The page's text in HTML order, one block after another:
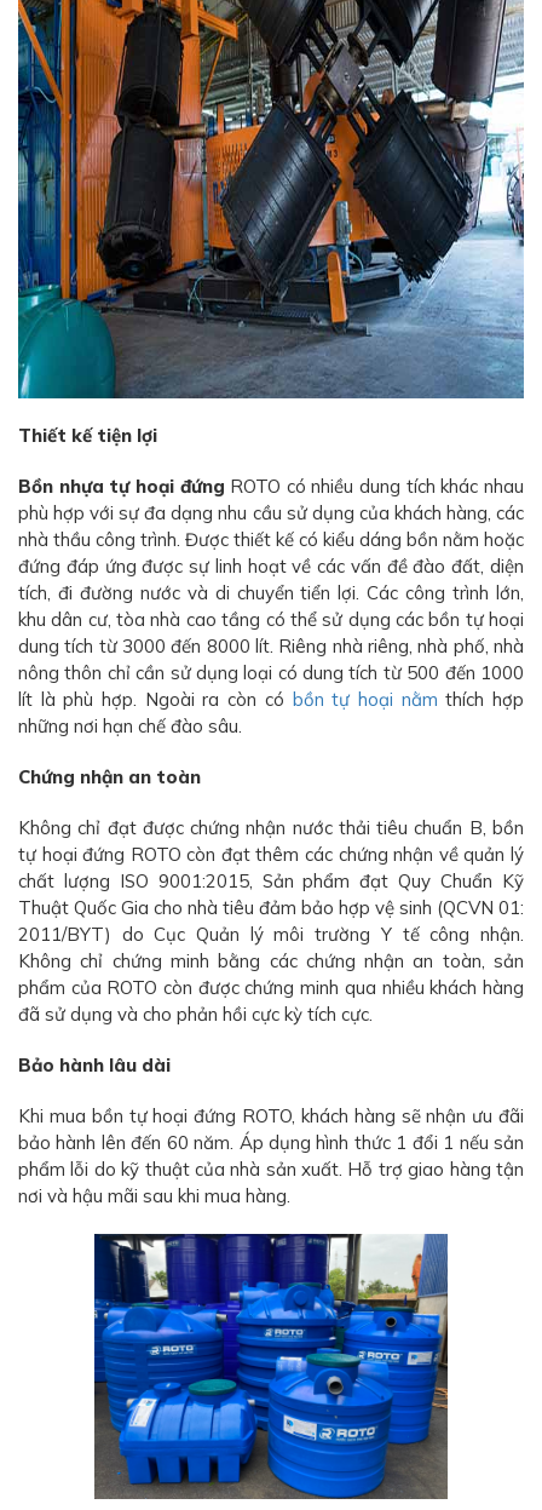
Thiết kế tiện lợi
Bồn nhựa tự hoại đứng ROTO có nhiều dung tích khác nhau
phù hợp với sự đa dạng nhu cầu sử dụng của khách hàng, các
nhà thầu công trình. Được thiết kế có kiểu dáng bồn nằm hoặc
đứng đáp ứng được sự linh hoạt về các vấn đề đào đất, diện
tích, đi đường nước và di chuyển tiển lợi. Các công trình lớn,
khu dân cư, tòa nhà cao tầng có thể sử dụng các bồn tự hoại
dung tích từ 3000 đến 8000 lít. Riêng nhà riêng, nhà phố, nhà
nông thôn chỉ cần sử dụng loại có dung tích từ 500 đến 1000
lít là phù hợp. Ngoài ra còn có bồn tự hoại nằm thích hợp
những nơi hạn chế đào sâu.
Chứng nhận an toàn
Không chỉ đạt được chứng nhận nước thải tiêu chuẩn B, bồn
tự hoại đứng ROTO còn đạt thêm các chứng nhận về quản lý
chất lượng ISO 9001:2015, Sản phẩm đạt Quy Chuẩn Kỹ
Thuật Quốc Gia cho nhà tiêu đảm bảo hợp vệ sinh (QCVN 01:
2011/BYT) do Cục Quản lý môi trường Y tế công nhận.
Không chỉ chứng minh bằng các chứng nhận an toàn, sản
phẩm của ROTO còn được chứng minh qua nhiều khách hàng
đã sử dụng và cho phản hồi cực kỳ tích cực.
Bảo hành lâu dài
Khi mua bồn tự hoại đứng ROTO, khách hàng sẽ nhận ưu đãi
bảo hành lên đến 60 năm. Áp dụng hình thức 1 đổi 1 nếu sản
phẩm lỗi do kỹ thuật của nhà sản xuất. Hỗ trợ giao hàng tận
nơi và hậu mãi sau khi mua hàng.